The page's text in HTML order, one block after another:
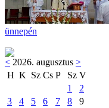
ünnepén
< 2026. augusztus >
H K Sz Cs P Sz V
1
2
3
4 5 6 7 8
9